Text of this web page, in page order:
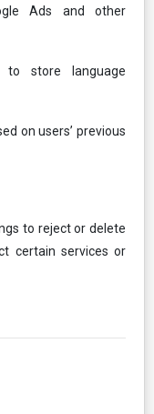
Ads and other
to store language
on users’ previous
to reject or delete
certain services or